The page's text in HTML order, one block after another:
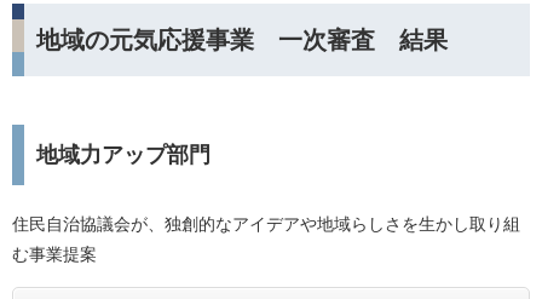
地域の元気応援事業 一次審査 結果
地域力アップ部門
住民自治協議会が、独創的なアイデアや地域らしさを生かし取り組
む事業提案